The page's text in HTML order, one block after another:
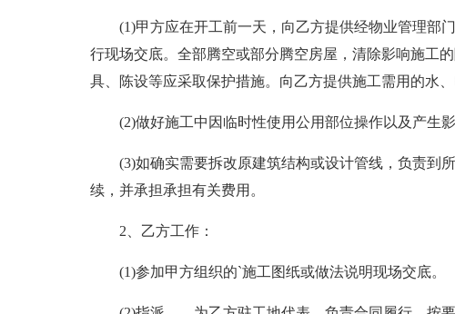
(1)甲方应在开工前一天，向乙方提供经物业管理部
行现场交底。全部腾空或部分腾空房屋，清除影响施工
具、陈设等应采取保护措施。向乙方提供施工需用的水
(2)做好施工中因临时性使用公用部位操作以及产生
(3)如确实需要拆改原建筑结构或设计管线，负责到
续，并承担承担有关费用。
2、乙方工作：
(1)参加甲方组织的`施工图纸或做法说明现场交底。